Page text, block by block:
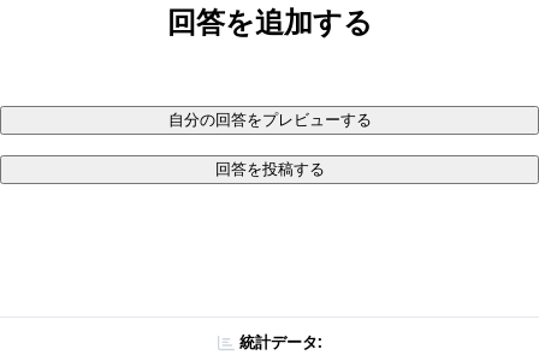
回答を追加する
自分の回答をプレビューする
回答を投稿する
統計データ: